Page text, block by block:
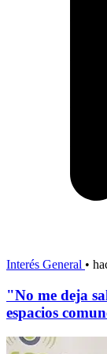
Interés General •
"No me deja
espacios